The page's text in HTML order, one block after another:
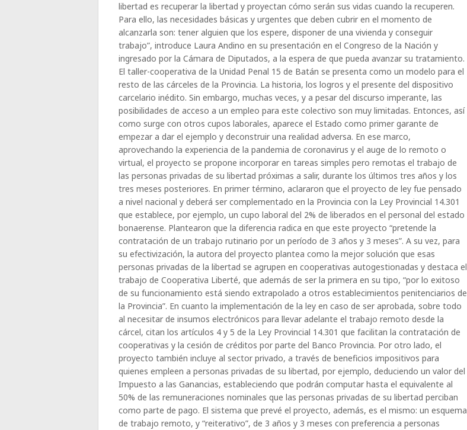
libertad es recuperar la libertad y proyectan cómo serán sus vidas cuando la recuperen.
Para ello, las necesidades básicas y urgentes que deben cubrir en el momento de
alcanzarla son: tener alguien que los espere, disponer de una vivienda y conseguir
trabajo”, introduce Laura Andino en su presentación en el Congreso de la Nación y
ingresado por la Cámara de Diputados, a la espera de que pueda avanzar su tratamiento.
El taller-cooperativa de la Unidad Penal 15 de Batán se presenta como un modelo para el
resto de las cárceles de la Provincia. La historia, los logros y el presente del dispositivo
carcelario inédito. Sin embargo, muchas veces, y a pesar del discurso imperante, las
posibilidades de acceso a un empleo para este colectivo son muy limitadas. Entonces, así
como surge con otros cupos laborales, aparece el Estado como primer garante de
empezar a dar el ejemplo y deconstruir una realidad adversa. En ese marco,
aprovechando la experiencia de la pandemia de coronavirus y el auge de lo remoto o
virtual, el proyecto se propone incorporar en tareas simples pero remotas el trabajo de
las personas privadas de su libertad próximas a salir, durante los últimos tres años y los
tres meses posteriores. En primer término, aclararon que el proyecto de ley fue pensado
a nivel nacional y deberá ser complementado en la Provincia con la Ley Provincial 14.301
que establece, por ejemplo, un cupo laboral del 2% de liberados en el personal del estado
bonaerense. Plantearon que la diferencia radica en que este proyecto “pretende la
contratación de un trabajo rutinario por un período de 3 años y 3 meses”. A su vez, para
su efectivización, la autora del proyecto plantea como la mejor solución que esas
personas privadas de la libertad se agrupen en cooperativas autogestionadas y destaca el
trabajo de Cooperativa Liberté, que además de ser la primera en su tipo, “por lo exitoso
de su funcionamiento está siendo extrapolado a otros establecimientos penitenciarios de
la Provincia”. En cuanto la implementación de la ley en caso de ser aprobada, sobre todo
al necesitar de insumos electrónicos para llevar adelante el trabajo remoto desde la
cárcel, citan los artículos 4 y 5 de la Ley Provincial 14.301 que facilitan la contratación de
cooperativas y la cesión de créditos por parte del Banco Provincia. Por otro lado, el
proyecto también incluye al sector privado, a través de beneficios impositivos para
quienes empleen a personas privadas de su libertad, por ejemplo, deduciendo un valor del
Impuesto a las Ganancias, estableciendo que podrán computar hasta el equivalente al
50% de las remuneraciones nominales que las personas privadas de su libertad perciban
como parte de pago. El sistema que prevé el proyecto, además, es el mismo: un esquema
de trabajo remoto, y “reiterativo”, de 3 años y 3 meses con preferencia a personas